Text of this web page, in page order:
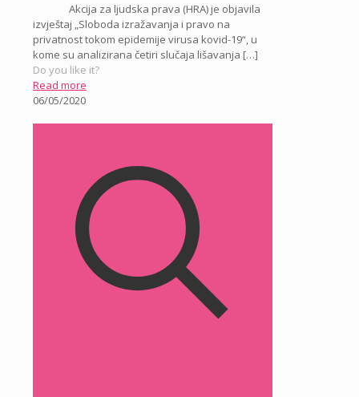
Akcija za ljudska prava (HRA) je objavila
izvještaj „Sloboda izražavanja i pravo na
privatnost tokom epidemije virusa kovid-19“, u
kome su analizirana četiri slučaja lišavanja […]
Do you like it?
Read more
06/05/2020